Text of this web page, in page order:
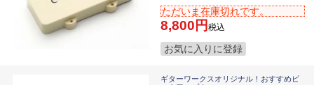
ただいま在庫切れです。
8,800 税込
お気に入りに登録
ギターワークスオリジナル！おすすめピ